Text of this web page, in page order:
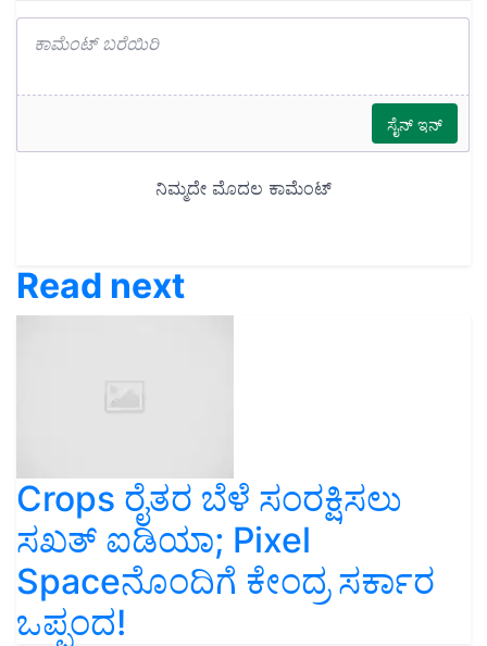
Read next
Crops ರೈತರ ಬೆಳೆ ಸಂರಕ್ಷಿಸಲು
ಸಖತ್‌ ಐಡಿಯಾ; Pixel
Spaceನೊಂದಿಗೆ ಕೇಂದ್ರ ಸರ್ಕಾರ
ಒಪ್ಪಂದ!